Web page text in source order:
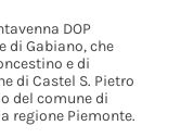
DOP
di Gabiano, che
e di
di Castel S. Pietro
del comune di
regione Piemonte.